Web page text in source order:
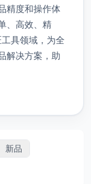
精度和操作体
、高效、精
具领域，为全
解决方案，助
新品